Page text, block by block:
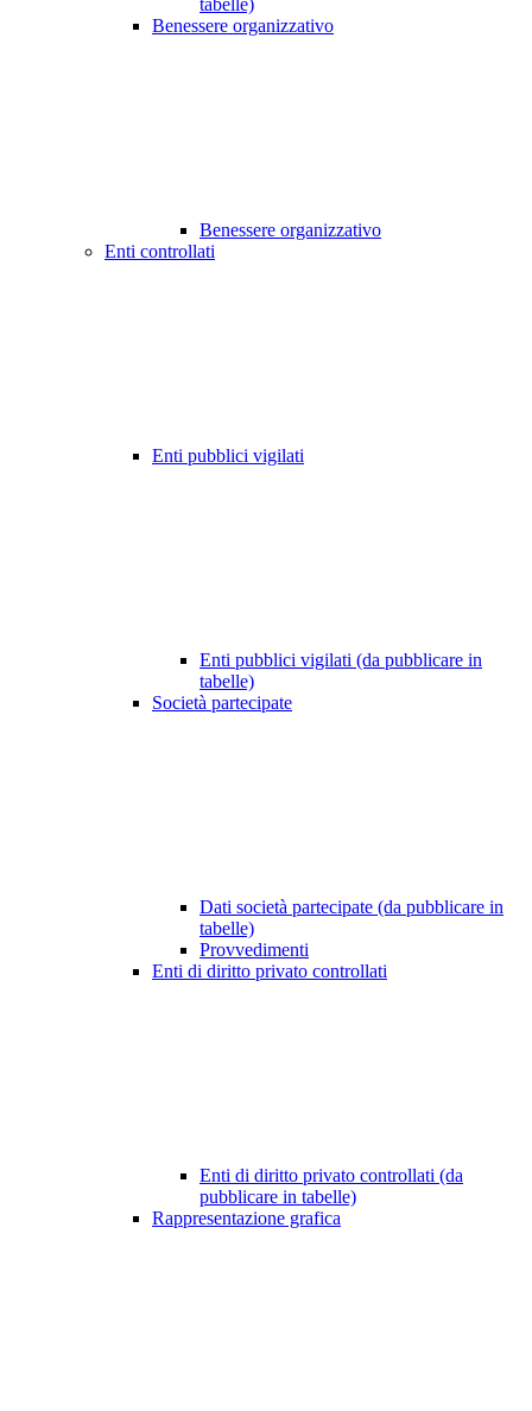
tabelle)
Benessere organizzativo
Benessere organizzativo
Enti controllati
Enti pubblici vigilati
Enti pubblici vigilati (da pubblicare in
tabelle)
Società partecipate
Dati società partecipate (da pubblicare in
tabelle)
Provvedimenti
Enti di diritto privato controllati
Enti di diritto privato controllati (da
pubblicare in tabelle)
Rappresentazione grafica